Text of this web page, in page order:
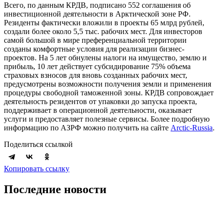
Всего, по данным КРДВ, подписано 552 соглашения об
инвестиционной деятельности в Арктической зоне РФ.
Резиденты фактически вложили в проекты 65 млрд рублей,
создали более около 5,5 тыс. рабочих мест. Для инвесторов
самой большой в мире преференциальной территории
созданы комфортные условия для реализации бизнес-
проектов. На 5 лет обнулены налоги на имущество, землю и
прибыль, 10 лет действует субсидирование 75% объема
страховых взносов для вновь созданных рабочих мест,
предусмотрены возможности получения земли и применения
процедуры свободной таможенной зоны. КРДВ сопровождает
деятельность резидентов от упаковки до запуска проекта,
поддерживает в операционной деятельности, оказывает
услуги и предоставляет полезные сервисы. Более подробную
информацию по АЗРФ можно получить на сайте Arctic-Russia.
Поделиться ссылкой
Копировать ссылку
Последние новости